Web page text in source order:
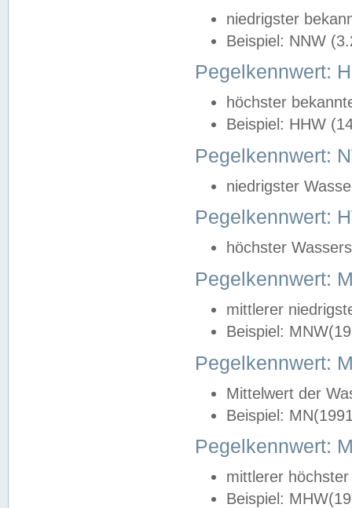
niedrigster
Beispiel: NNW
Pegelkennwert:
höchster
Beispiel: HHW
Pegelkennwert:
niedrigster
Pegelkennwert:
höchster
Pegelkennwert:
mittlerer
Beispiel:
Pegelkennwert:
Mittelwert der
Beispiel:
Pegelkennwert:
mittlerer
Beispiel: